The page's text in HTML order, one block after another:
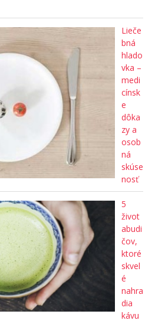
Lieče
bná
hlado
vka –
medi
cínsk
e
dôka
zy a
osob
ná
skúse
nosť
5
život
abudi
čov,
ktoré
skvel
é
nahra
dia
kávu